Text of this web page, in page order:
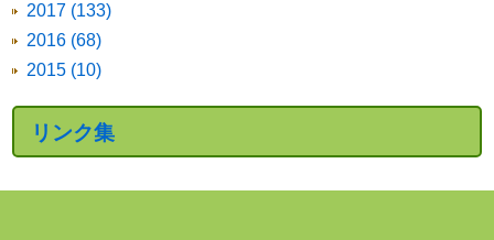
2017 (133)
2016 (68)
2015 (10)
リンク集